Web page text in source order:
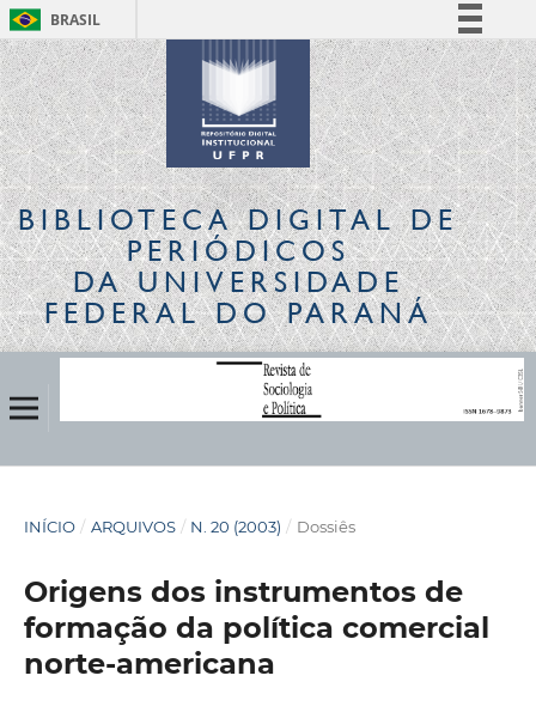
BRASIL
Simplifique!
Comunica BR
Participe
Acesso à informação
Legislação
Canais
BIBLIOTECA DIGITALDE
PERIÓDICOS
DA UNIVERSIDADE
FEDERAL DO PARANÁ
INÍCIO / ARQUIVOS / N. 20 (2003) / Dossiês
Origens dos instrumentos de
formação da política comercial
norte-americana